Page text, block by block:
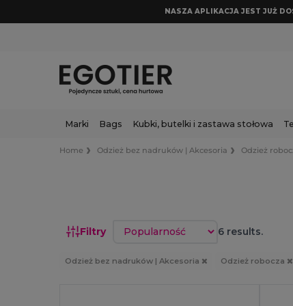
NASZA APLIKACJA JEST JUŻ
Marki Bags Kubki, butelki i zastawa stołowa
Home Odzież bez nadruków | Akcesoria Odzież
Filtry Sortuj według 6 results.
Odzież bez nadruków | Akcesoria Odzież robocza